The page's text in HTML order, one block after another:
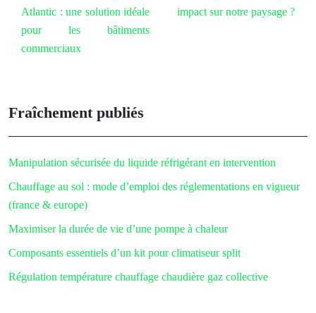
Atlantic : une solution idéale
pour les bâtiments
commerciaux
impact sur notre paysage ?
Fraîchement publiés
Manipulation sécurisée du liquide réfrigérant en intervention
Chauffage au sol : mode d’emploi des réglementations en vigueur
(france & europe)
Maximiser la durée de vie d’une pompe à chaleur
Composants essentiels d’un kit pour climatiseur split
Régulation température chauffage chaudière gaz collective